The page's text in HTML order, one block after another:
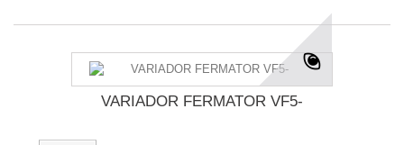
VARIADOR FERMATOR VF5-